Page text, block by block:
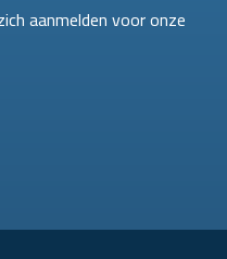
aanmelden voor onze